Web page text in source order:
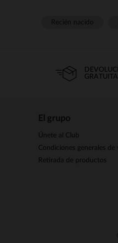
El grupo
Únete al Club
Condiciones generales de
Retirada de productos